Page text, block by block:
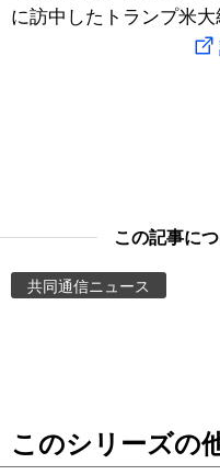
文化
動画/Live
お知らせ
に訪中したトランプ米
この記事に
共同通信ニュース
このシリーズの